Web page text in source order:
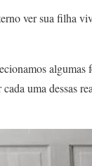
ver sua filha
algumas
uma dessas